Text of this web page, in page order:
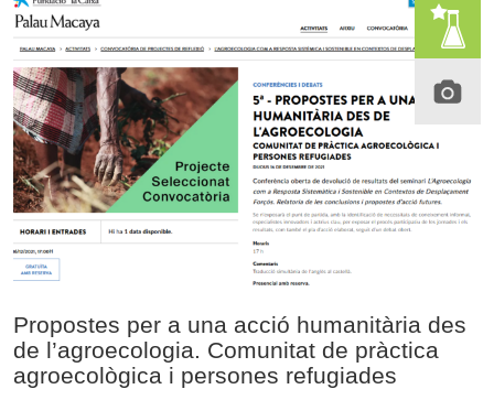
Propostes per a una acció humanitària des
de l’agroecologia. Comunitat de pràctica
agroecològica i persones refugiades